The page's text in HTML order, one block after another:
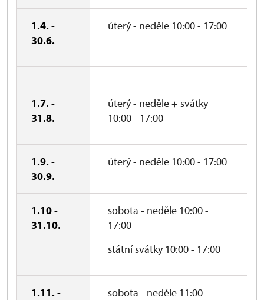
1.4. -
30.6.
úterý - neděle 10:00 - 17:00
1.7. -
31.8.
úterý - neděle + svátky
10:00 - 17:00
1.9. -
30.9.
úterý - neděle 10:00 - 17:00
1.10 -
31.10.
sobota - neděle 10:00 -
17:00
státní svátky 10:00 - 17:00
1.11. -
sobota - neděle 11:00 -